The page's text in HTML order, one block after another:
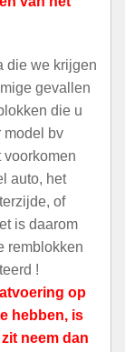
die we krijgen
gevallen
die u
model bv
voorkomen
auto, het
of
is daarom
remblokken
!
op
hebben, is
neem dan